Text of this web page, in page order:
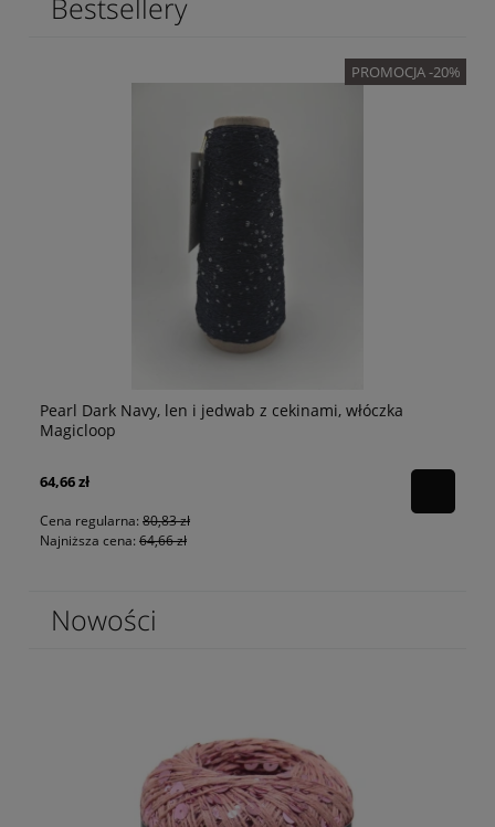
Bestsellery
PROMOCJA -20%
Pearl Dark Navy, len i jedwab z cekinami, włóczka
Magicloop
64,66 zł
Cena regularna: 80,83 zł
Najniższa cena: 64,66 zł
Nowości